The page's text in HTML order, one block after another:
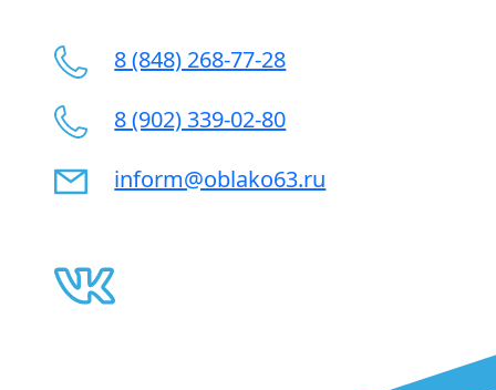
8 (848) 268-77-28
8 (902) 339-02-80
inform@oblako63.ru